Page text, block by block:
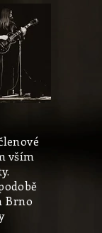
vším
Brno